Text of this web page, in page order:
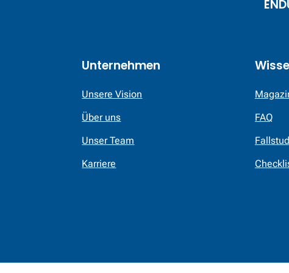
Unternehmen
Unsere Vision
Über uns
Unser Team
Karriere
FAQ